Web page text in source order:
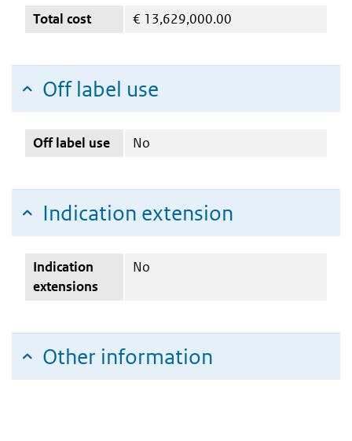
Total cost € 13,629,000.00
Off label use
Off label use No
Indication extension
Indication
extensions
No
Other information